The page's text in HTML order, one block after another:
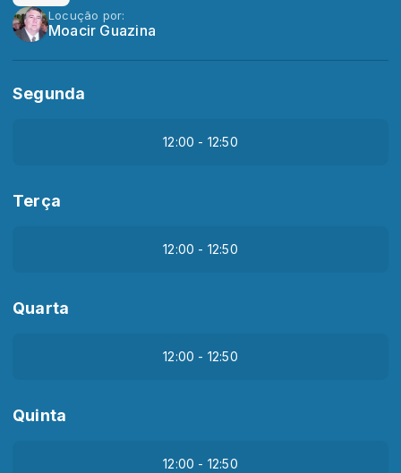
Locução por:
Moacir Guazina
Segunda
12:00 - 12:50
Terça
12:00 - 12:50
Quarta
12:00 - 12:50
Quinta
12:00 - 12:50